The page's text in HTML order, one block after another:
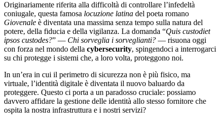
Originariamente riferita alla difficoltà di controllare l’infedeltà
coniugale, questa famosa locuzione latina del poeta romano
Giovenale è diventata una massima senza tempo sulla natura del
potere, della fiducia e della vigilanza. La domanda “Quis custodiet
ipsos custodes?” — Chi sorveglia i sorveglianti? — risuona oggi
con forza nel mondo della cybersecurity, spingendoci a interrogarci
su chi protegge i sistemi che, a loro volta, proteggono noi.
In un’era in cui il perimetro di sicurezza non è più fisico, ma
virtuale, l’identità digitale è diventata il nuovo baluardo da
proteggere. Questo ci porta a un paradosso cruciale: possiamo
davvero affidare la gestione delle identità allo stesso fornitore che
ospita la nostra infrastruttura e i nostri servizi?